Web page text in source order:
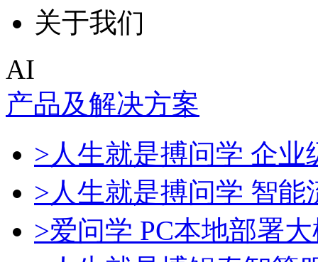
关于我们
AI
产品及解决方案
>人生就是搏问学 企业
>人生就是搏问学 智能
>爱问学 PC本地部署